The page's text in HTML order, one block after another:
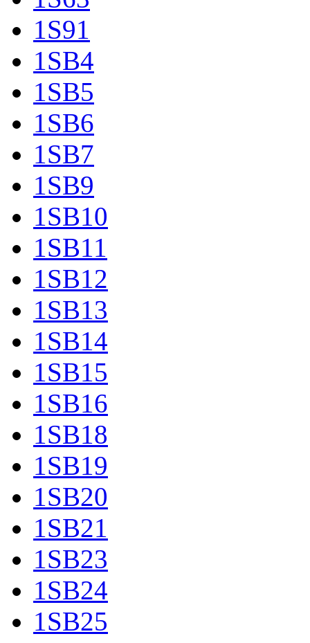
1S91
1SB4
1SB5
1SB6
1SB7
1SB9
1SB10
1SB11
1SB12
1SB13
1SB14
1SB15
1SB16
1SB18
1SB19
1SB20
1SB21
1SB23
1SB24
1SB25